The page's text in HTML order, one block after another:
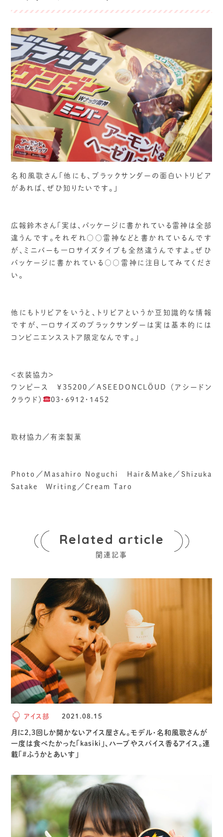
名和風歌さん「他にも、ブラックサンダーの面白いトリビア
があれば、ぜひ知りたいです。」
広報鈴木さん「実は、パッケージに書かれている雷神は全部
違うんです。それぞれ○○雷神などと書かれているんです
が、ミニバーも一口サイズタイプも全然違うんですよ。ぜひ
パッケージに書かれている○○雷神に注目してみてくださ
い。
他にもトリビアをいうと、トリビアというか豆知識的な情報
ですが、一口サイズのブラックサンダーは実は基本的には
コンビニエンスストア限定なんです。」
＜衣装協力＞
ワンピース ￥35200／ASEEDONCLÖUD （アシードン
クラウド）
03・6912・1452
取材協力／有楽製菓
Photo／Masahiro Noguchi Hair&Make／Shizuka
Satake Writing／Cream Taro
Related article
関連記事
アイス部 2021.08.15
月に2,3回しか開かないアイス屋さん。モデル・名和風歌さんが
一度は食べたかった「kasiki」、ハーブやスパイス香るアイス。連
載「#ふうかとあいす」